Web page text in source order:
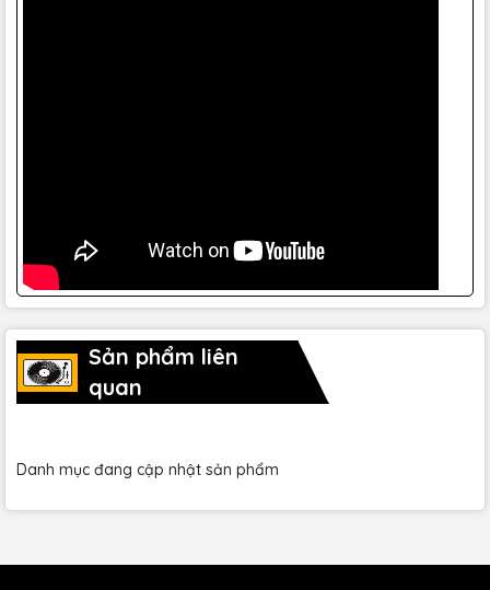
Sản phẩm liên
quan
Danh mục đang cập nhật sản phẩm